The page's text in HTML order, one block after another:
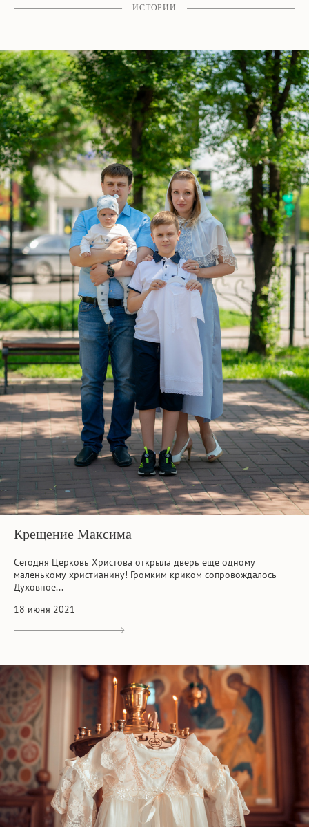
ИСТОРИИ
Крещение Максима
Сегодня Церковь Христова открыла дверь еще одному
маленькому христианину! Громким криком сопровождалось
Духовное...
18 июня 2021